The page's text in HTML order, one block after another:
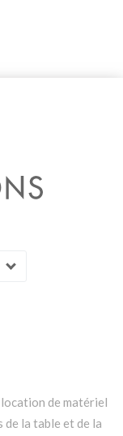
de matériel
de la table et de la